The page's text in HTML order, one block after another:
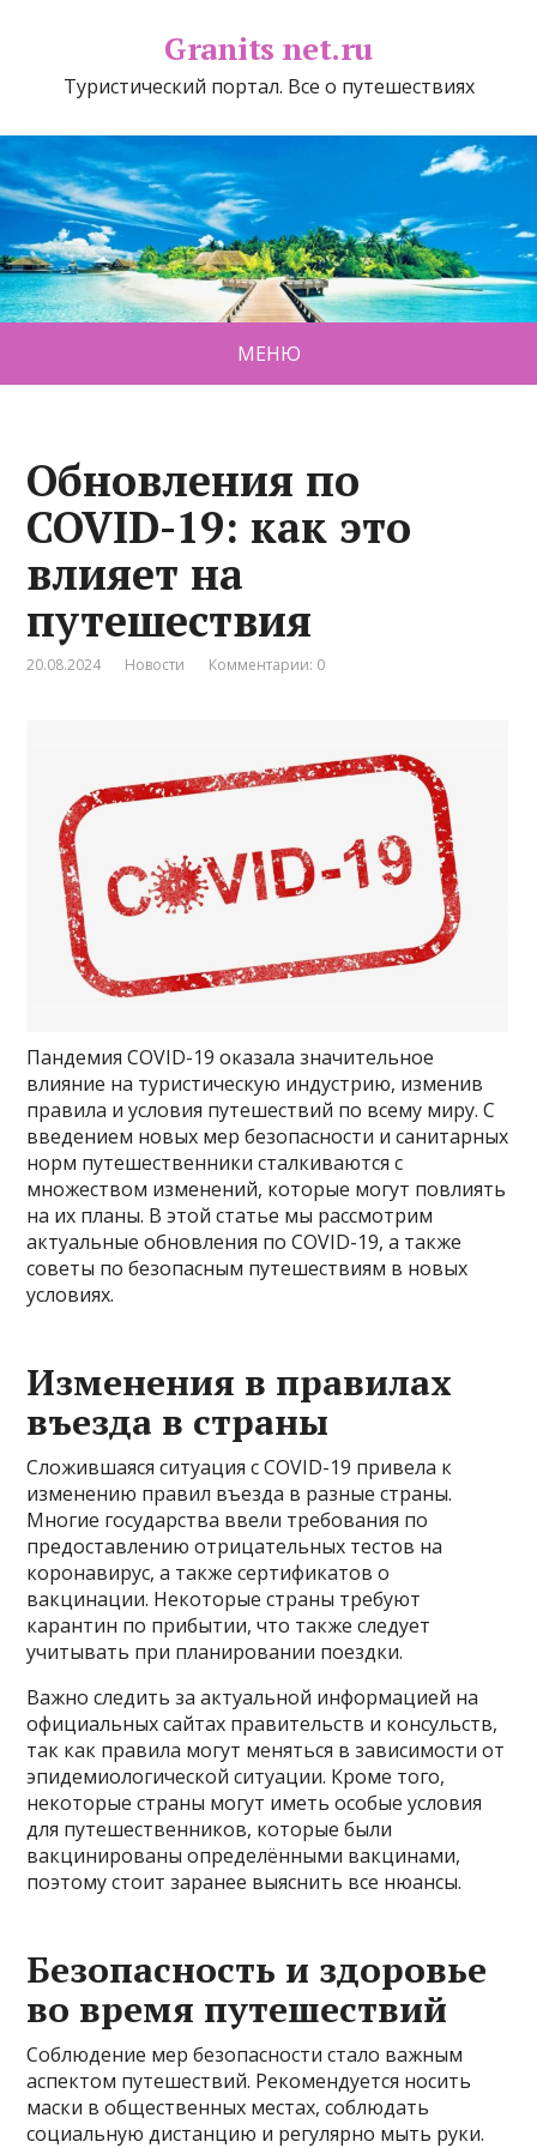
Granits net.ru
Туристический портал. Все о путешествиях
МЕНЮ
Обновления по
COVID-19: как это
влияет на
путешествия
20.08.2024 Новости Комментарии: 0
Пандемия COVID-19 оказала значительное
влияние на туристическую индустрию, изменив
правила и условия путешествий по всему миру. С
введением новых мер безопасности и санитарных
норм путешественники сталкиваются с
множеством изменений, которые могут повлиять
на их планы. В этой статье мы рассмотрим
актуальные обновления по COVID-19, а также
советы по безопасным путешествиям в новых
условиях.
Изменения в правилах
въезда в страны
Сложившаяся ситуация с COVID-19 привела к
изменению правил въезда в разные страны.
Многие государства ввели требования по
предоставлению отрицательных тестов на
коронавирус, а также сертификатов о
вакцинации. Некоторые страны требуют
карантин по прибытии, что также следует
учитывать при планировании поездки.
Важно следить за актуальной информацией на
официальных сайтах правительств и консульств,
так как правила могут меняться в зависимости от
эпидемиологической ситуации. Кроме того,
некоторые страны могут иметь особые условия
для путешественников, которые были
вакцинированы определёнными вакцинами,
поэтому стоит заранее выяснить все нюансы.
Безопасность и здоровье
во время путешествий
Соблюдение мер безопасности стало важным
аспектом путешествий. Рекомендуется носить
маски в общественных местах, соблюдать
социальную дистанцию и регулярно мыть руки.